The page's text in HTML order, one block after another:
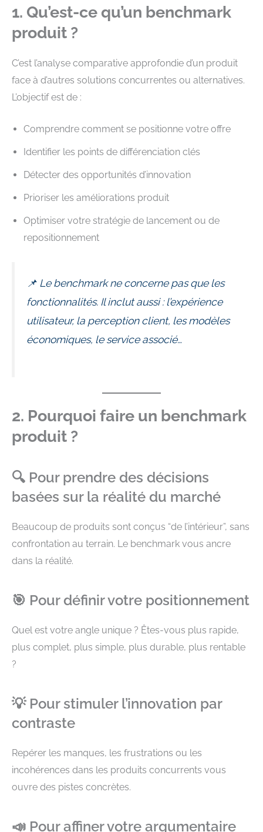
1. Qu’est-ce qu’un benchmark
produit ?
C’est l’analyse comparative approfondie d’un produit
face à d’autres solutions concurrentes ou alternatives.
L’objectif est de :
Comprendre comment se positionne votre offre
Identifier les points de différenciation clés
Détecter des opportunités d’innovation
Prioriser les améliorations produit
Optimiser votre stratégie de lancement ou de
repositionnement
📌 Le benchmark ne concerne pas que les
fonctionnalités. Il inclut aussi : l’expérience
utilisateur, la perception client, les modèles
économiques, le service associé…
2. Pourquoi faire un benchmark
produit ?
🔍 Pour prendre des décisions
basées sur la réalité du marché
Beaucoup de produits sont conçus “de l’intérieur”, sans
confrontation au terrain. Le benchmark vous ancre
dans la réalité.
🎯 Pour définir votre positionnement
Quel est votre angle unique ? Êtes-vous plus rapide,
plus complet, plus simple, plus durable, plus rentable
?
💡 Pour stimuler l’innovation par
contraste
Repérer les manques, les frustrations ou les
incohérences dans les produits concurrents vous
ouvre des pistes concrètes.
📣 Pour affiner votre argumentaire